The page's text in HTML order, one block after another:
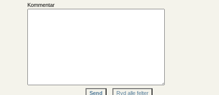
Kommentar